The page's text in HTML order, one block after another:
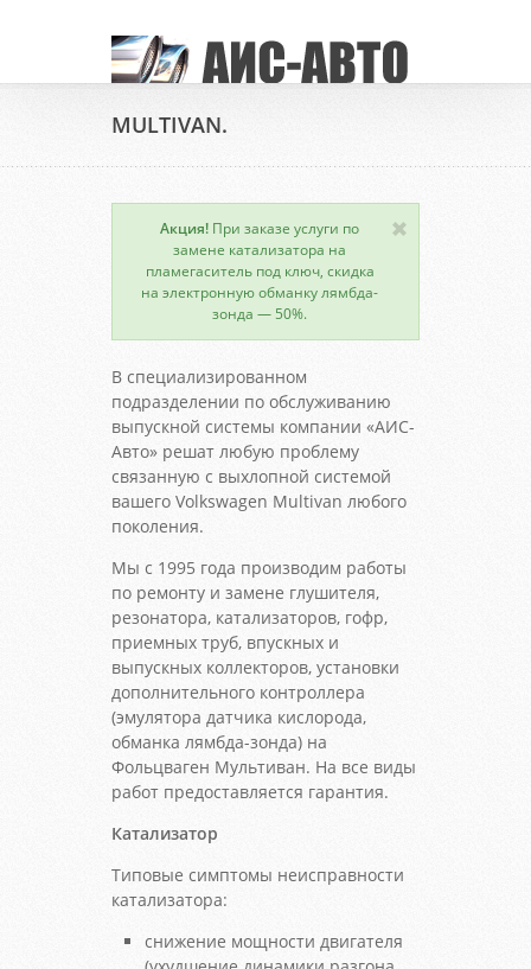
MULTIVAN.
Акция! При заказе услуги по
замене катализатора на
пламегаситель под ключ, скидка
на электронную обманку лямбда-
зонда — 50%.
В специализированном
подразделении по обслуживанию
выпускной системы компании «АИС-
Авто» решат любую проблему
связанную с выхлопной системой
вашего Volkswagen Multivan любого
поколения.
Мы с 1995 года производим работы
по ремонту и замене глушителя,
резонатора, катализаторов, гофр,
приемных труб, впускных и
выпускных коллекторов, установки
дополнительного контроллера
(эмулятора датчика кислорода,
обманка лямбда-зонда) на
Фольцваген Мультиван. На все виды
работ предоставляется гарантия.
Катализатор
Типовые симптомы неисправности
катализатора:
снижение мощности двигателя